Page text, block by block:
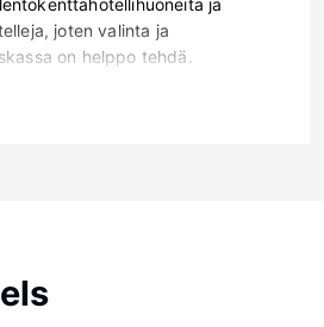
joten valinta ja
on helppo tehdä.